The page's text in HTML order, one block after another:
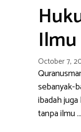
October 7,
sebanyak-
ibadah
tanpa ilmu …